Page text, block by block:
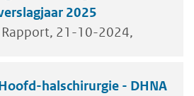
2025
Rapport 21-10-2024
halschirurgie - DHNA